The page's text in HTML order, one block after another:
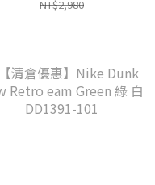
NT$2,980